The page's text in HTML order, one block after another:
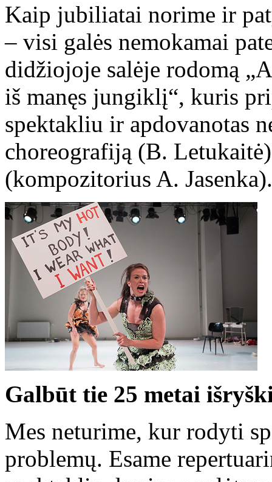
Kaip jubiliatai norime ir
– visi galės nemokamai
didžiojoje salėje rodomą
iš manęs jungiklį“, kuris
spektakliu ir apdovanotas
choreografiją (B.
(kompozitorius A. Jasenka).
Galbūt tie 25 metai
Mes neturime, kur rodyti
problemų. Esame